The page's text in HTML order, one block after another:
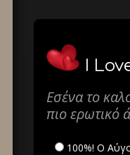
I
Εσένα το
πιο ερωτικό
100%! Ο